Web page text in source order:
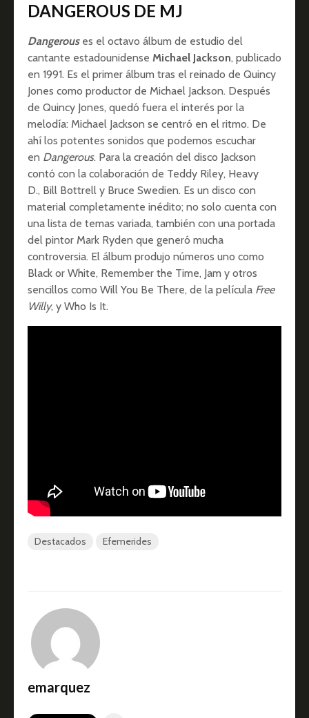
DANGEROUS DE MJ
Dangerous es el octavo álbum de estudio del
cantante estadounidense Michael Jackson, publicado
en 1991. Es el primer álbum tras el reinado de Quincy
Jones como productor de Michael Jackson. Después
de Quincy Jones, quedó fuera el interés por la
melodía: Michael Jackson se centró en el ritmo. De
ahí los potentes sonidos que podemos escuchar
en Dangerous. Para la creación del disco Jackson
contó con la colaboración de Teddy Riley, Heavy
D., Bill Bottrell y Bruce Swedien. Es un disco con
material completamente inédito; no solo cuenta con
una lista de temas variada, también con una portada
del pintor Mark Ryden que generó mucha
controversia. El álbum produjo números uno como
Black or White, Remember the Time, Jam y otros
sencillos como Will You Be There, de la película Free
Willy, y Who Is It.
Destacados Efemerides
emarquez